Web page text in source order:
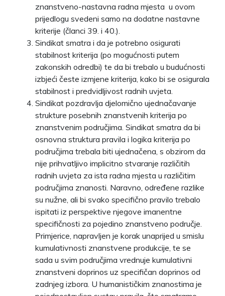
znanstveno-nastavna radna mjesta u ovom
prijedlogu svedeni samo na dodatne nastavne
kriterije (članci 39. i 40.).
Sindikat smatra i da je potrebno osigurati
stabilnost kriterija (po mogućnosti putem
zakonskih odredbi) te da bi trebalo u budućnosti
izbjeći česte izmjene kriterija, kako bi se osigurala
stabilnost i predvidljivost radnih uvjeta.
Sindikat pozdravlja djelomično ujednačavanje
strukture posebnih znanstvenih kriterija po
znanstvenim područjima. Sindikat smatra da bi
osnovna struktura pravila i logika kriterija po
područjima trebala biti ujednačena, s obzirom da
nije prihvatljivo implicitno stvaranje različitih
radnih uvjeta za ista radna mjesta u različitim
područjima znanosti. Naravno, određene razlike
su nužne, ali bi svako specifično pravilo trebalo
ispitati iz perspektive njegove imanentne
specifičnosti za pojedino znanstveno područje.
Primjerice, napravljen je korak unaprijed u smislu
kumulativnosti znanstvene produkcije, te se
sada u svim područjima vrednuje kumulativni
znanstveni doprinos uz specifičan doprinos od
zadnjeg izbora. U humanističkim znanostima je